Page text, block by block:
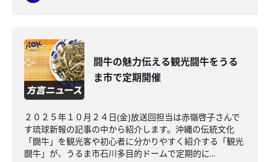
闘牛の魅力伝える観光闘牛をうる
ま市で定期開催
２０２５年１０月２４日(金)放送回担当は赤嶺啓子さんで
す琉球新報の記事の中から紹介します。沖縄の伝統文化
「闘牛」を観光客や初心者に分かりやすく紹介する「観光
闘牛」が、うるま市石川多目的ドームで定期的に...